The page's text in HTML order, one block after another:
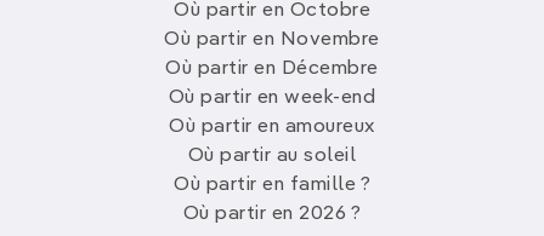
Où partir en Octobre
Où partir en Novembre
Où partir en Décembre
Où partir en week-end
Où partir en amoureux
Où partir au soleil
Où partir en famille ?
Où partir en 2026 ?